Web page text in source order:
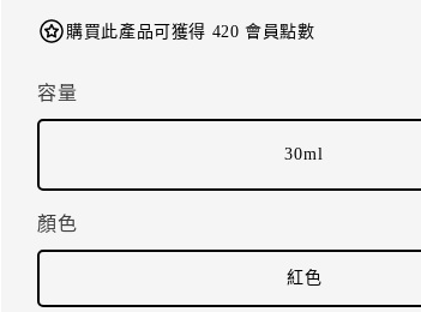
購買此產品可獲得 420 會員點數
容量
30ml
顏色
紅色